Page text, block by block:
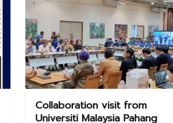
Collaboration visit from
Universiti Malaysia Pahang